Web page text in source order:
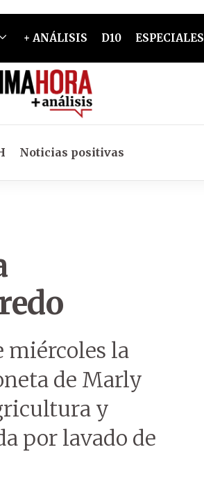
+ ANÁLISIS D10 ESPECIALES
Noticias positivas
miércoles la
de Marly
y
por lavado de